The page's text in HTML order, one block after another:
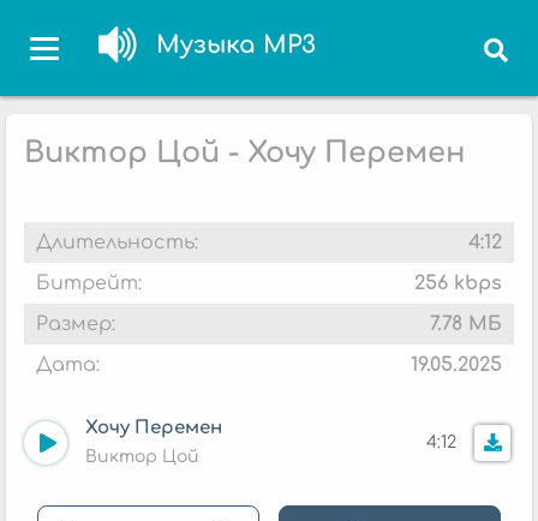
Музыка MP3
Виктор Цой - Хочу Перемен
Длительность:
4:12
Битрейт:
256 kbps
Размер:
7.78 МБ
Дата:
19.05.2025
Хочу Перемен
Виктор Цой
4:12